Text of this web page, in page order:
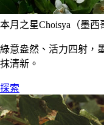
本月之星Choisya（墨
綠意盎然、活力四射，
抹清新。
探索